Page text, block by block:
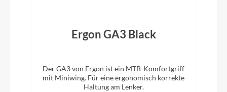
Kette
Ergon GA3 Black
Der GA3 von Ergon ist ein MTB-Komfortgriff
mit Miniwing. Für eine ergonomisch korrekte
Haltung am Lenker.